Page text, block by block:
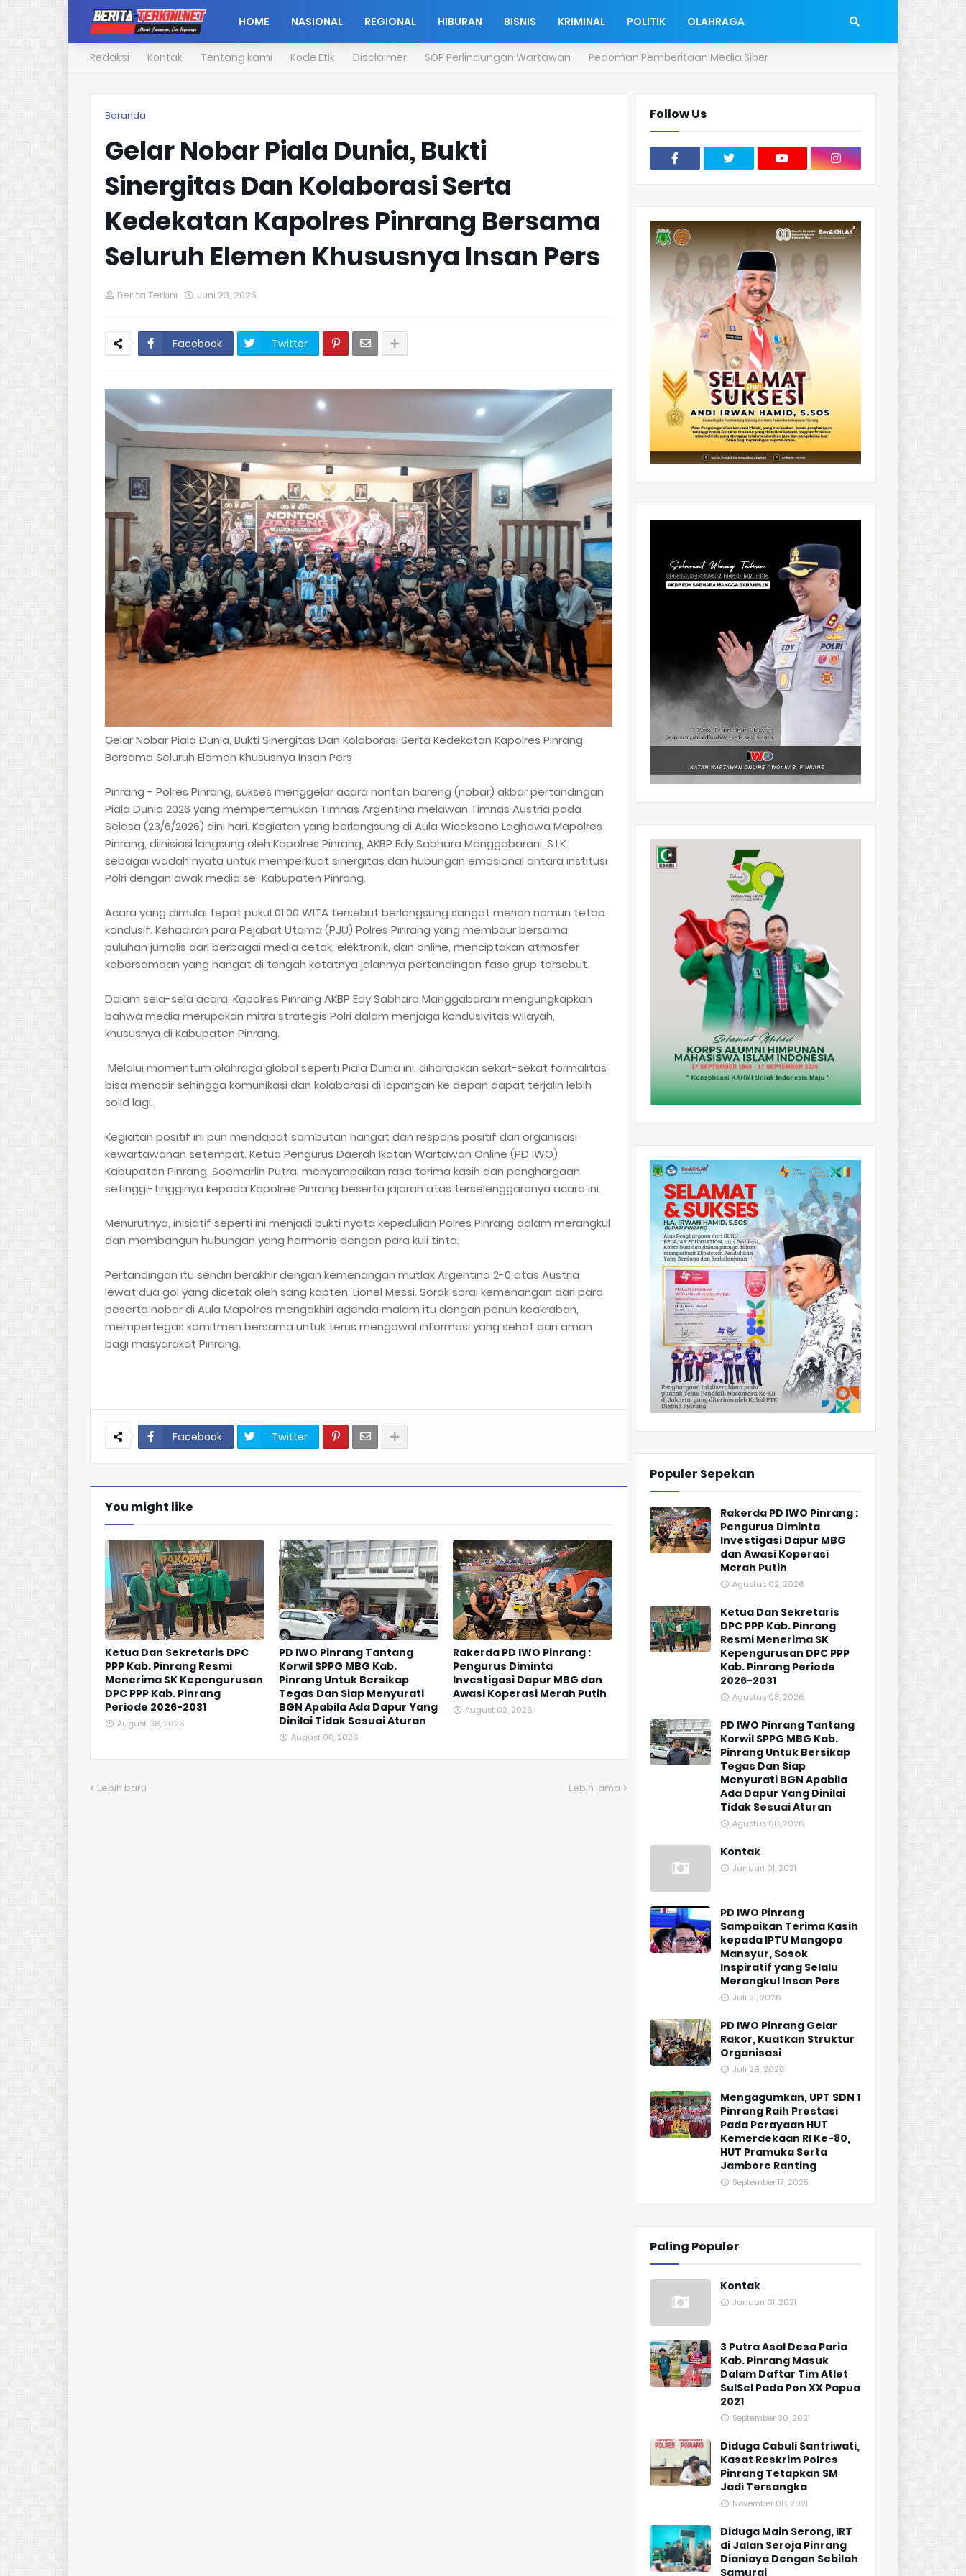
HOME NASIONAL REGIONAL HIBURAN BISNIS KRIMINAL POLITIK OLAHRAGA
Redaksi Kontak Tentang kami Kode Etik Disclaimer SOP Perlindungan Wartawan Pedoman Pemberitaan Media Siber
Beranda
Gelar Nobar Piala Dunia, Bukti
Sinergitas Dan Kolaborasi Serta
Kedekatan Kapolres Pinrang Bersama
Seluruh Elemen Khususnya Insan Pers
Berita Terkini Juni 23, 2026
Facebook Twitter
Gelar Nobar Piala Dunia, Bukti Sinergitas Dan Kolaborasi Serta Kedekatan Kapolres Pinrang
Bersama Seluruh Elemen Khususnya Insan Pers
Pinrang - Polres Pinrang, sukses menggelar acara nonton bareng (nobar) akbar pertandingan
Piala Dunia 2026 yang mempertemukan Timnas Argentina melawan Timnas Austria pada
Selasa (23/6/2026) dini hari. Kegiatan yang berlangsung di Aula Wicaksono Laghawa Mapolres
Pinrang, diinisiasi langsung oleh Kapolres Pinrang, AKBP Edy Sabhara Manggabarani, S.I.K.,
sebagai wadah nyata untuk memperkuat sinergitas dan hubungan emosional antara institusi
Polri dengan awak media se-Kabupaten Pinrang.
Acara yang dimulai tepat pukul 01.00 WITA tersebut berlangsung sangat meriah namun tetap
kondusif. Kehadiran para Pejabat Utama (PJU) Polres Pinrang yang membaur bersama
puluhan jurnalis dari berbagai media cetak, elektronik, dan online, menciptakan atmosfer
kebersamaan yang hangat di tengah ketatnya jalannya pertandingan fase grup tersebut.
Dalam sela-sela acara, Kapolres Pinrang AKBP Edy Sabhara Manggabarani mengungkapkan
bahwa media merupakan mitra strategis Polri dalam menjaga kondusivitas wilayah,
khususnya di Kabupaten Pinrang.
Melalui momentum olahraga global seperti Piala Dunia ini, diharapkan sekat-sekat formalitas
bisa mencair sehingga komunikasi dan kolaborasi di lapangan ke depan dapat terjalin lebih
solid lagi.
Kegiatan positif ini pun mendapat sambutan hangat dan respons positif dari organisasi
kewartawanan setempat. Ketua Pengurus Daerah Ikatan Wartawan Online (PD IWO)
Kabupaten Pinrang, Soemarlin Putra, menyampaikan rasa terima kasih dan penghargaan
setinggi-tingginya kepada Kapolres Pinrang beserta jajaran atas terselenggaranya acara ini.
Menurutnya, inisiatif seperti ini menjadi bukti nyata kepedulian Polres Pinrang dalam merangkul
dan membangun hubungan yang harmonis dengan para kuli tinta.
Pertandingan itu sendiri berakhir dengan kemenangan mutlak Argentina 2-0 atas Austria
lewat dua gol yang dicetak oleh sang kapten, Lionel Messi. Sorak sorai kemenangan dari para
peserta nobar di Aula Mapolres mengakhiri agenda malam itu dengan penuh keakraban,
mempertegas komitmen bersama untuk terus mengawal informasi yang sehat dan aman
bagi masyarakat Pinrang.
Facebook Twitter
You might like
Ketua Dan Sekretaris DPC
PPP Kab. Pinrang Resmi
Menerima SK Kepengurusan
DPC PPP Kab. Pinrang
Periode 2026-2031
August 08, 2026
PD IWO Pinrang Tantang
Korwil SPPG MBG Kab.
Pinrang Untuk Bersikap
Tegas Dan Siap Menyurati
BGN Apabila Ada Dapur Yang
Dinilai Tidak Sesuai Aturan
August 08, 2026
Rakerda PD IWO Pinrang :
Pengurus Diminta
Investigasi Dapur MBG dan
Awasi Koperasi Merah Putih
August 02, 2026
Lebih baru Lebih lama
Follow Us
Populer Sepekan
Rakerda PD IWO Pinrang :
Pengurus Diminta
Investigasi Dapur MBG
dan Awasi Koperasi
Merah Putih
Agustus 02, 2026
Ketua Dan Sekretaris
DPC PPP Kab. Pinrang
Resmi Menerima SK
Kepengurusan DPC PPP
Kab. Pinrang Periode
2026-2031
Agustus 08, 2026
PD IWO Pinrang Tantang
Korwil SPPG MBG Kab.
Pinrang Untuk Bersikap
Tegas Dan Siap
Menyurati BGN Apabila
Ada Dapur Yang Dinilai
Tidak Sesuai Aturan
Agustus 08, 2026
Kontak
Januari 01, 2021
PD IWO Pinrang
Sampaikan Terima Kasih
kepada IPTU Mangopo
Mansyur, Sosok
Inspiratif yang Selalu
Merangkul Insan Pers
Juli 31, 2026
PD IWO Pinrang Gelar
Rakor, Kuatkan Struktur
Organisasi
Juli 29, 2026
Mengagumkan, UPT SDN 1
Pinrang Raih Prestasi
Pada Perayaan HUT
Kemerdekaan RI Ke-80,
HUT Pramuka Serta
Jambore Ranting
September 17, 2025
Paling Populer
Kontak
Januari 01, 2021
3 Putra Asal Desa Paria
Kab. Pinrang Masuk
Dalam Daftar Tim Atlet
SulSel Pada Pon XX Papua
2021
September 30, 2021
Diduga Cabuli Santriwati,
Kasat Reskrim Polres
Pinrang Tetapkan SM
Jadi Tersangka
November 08, 2021
Diduga Main Serong, IRT
di Jalan Seroja Pinrang
Dianiaya Dengan Sebilah
Samurai